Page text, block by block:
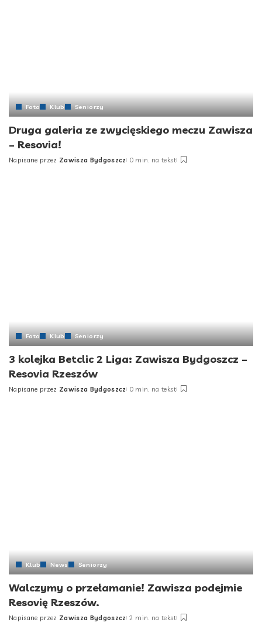
Foto Klub Seniorzy
Druga galeria ze zwycięskiego meczu Zawisza
– Resovia!
Napisane przez Zawisza Bydgoszcz 0 min. na tekst
Foto Klub Seniorzy
3 kolejka Betclic 2 Liga: Zawisza Bydgoszcz –
Resovia Rzeszów
Napisane przez Zawisza Bydgoszcz 0 min. na tekst
Klub News Seniorzy
Walczymy o przełamanie! Zawisza podejmie
Resovię Rzeszów.
Napisane przez Zawisza Bydgoszcz 2 min. na tekst